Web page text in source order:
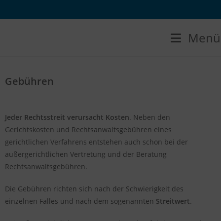
Menü
Gebühren
Jeder Rechtsstreit verursacht Kosten. Neben den
Gerichtskosten und Rechtsanwaltsgebühren eines
gerichtlichen Verfahrens entstehen auch schon bei der
außergerichtlichen Vertretung und der Beratung
Rechtsanwaltsgebühren.
Die Gebühren richten sich nach der Schwierigkeit des
einzelnen Falles und nach dem sogenannten Streitwert.